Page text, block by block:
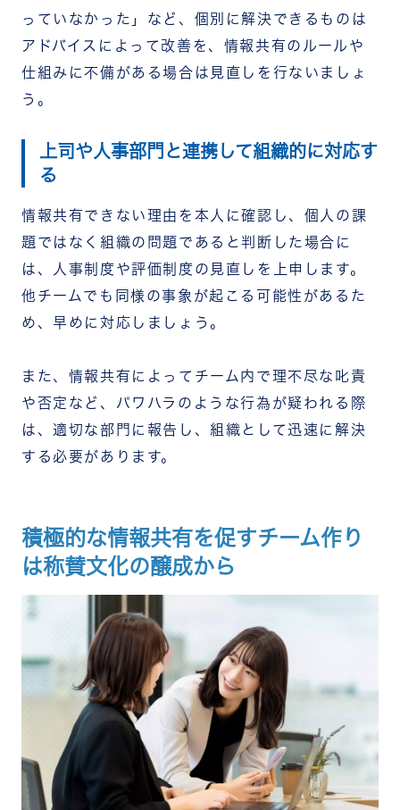
っていなかった」など、個別に解決できるものは
アドバイスによって改善を、情報共有のルールや
仕組みに不備がある場合は見直しを行ないましょ
う。
上司や人事部門と連携して組織的に対応す
る
情報共有できない理由を本人に確認し、個人の課
題ではなく組織の問題であると判断した場合に
は、人事制度や評価制度の見直しを上申します。
他チームでも同様の事象が起こる可能性があるた
め、早めに対応しましょう。
また、情報共有によってチーム内で理不尽な叱責
や否定など、パワハラのような行為が疑われる際
は、適切な部門に報告し、組織として迅速に解決
する必要があります。
積極的な情報共有を促すチーム作り
は称賛文化の醸成から